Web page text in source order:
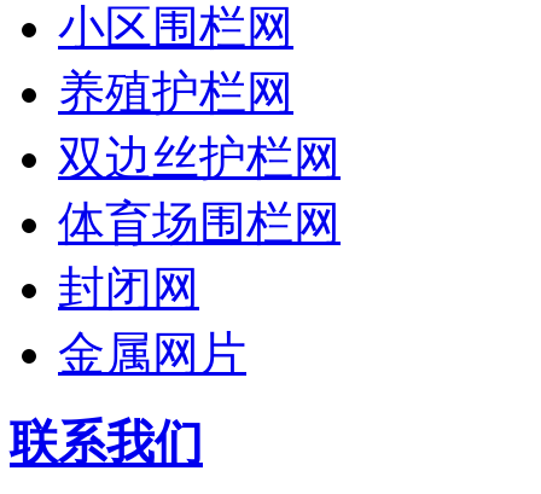
小区围栏网
养殖护栏网
双边丝护栏网
体育场围栏网
封闭网
金属网片
联系我们